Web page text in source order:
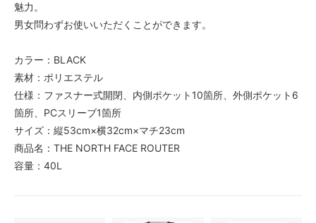
魅力。
男女問わずお使いいただくことができます。
カラー：BLACK
素材：ポリエステル
仕様：ファスナー式開閉、内側ポケット10箇所、外側ポケット6
箇所、PCスリーブ1箇所
サイズ：縦53cm×横32cm×マチ23cm
商品名：THE NORTH FACE ROUTER
容量：40L